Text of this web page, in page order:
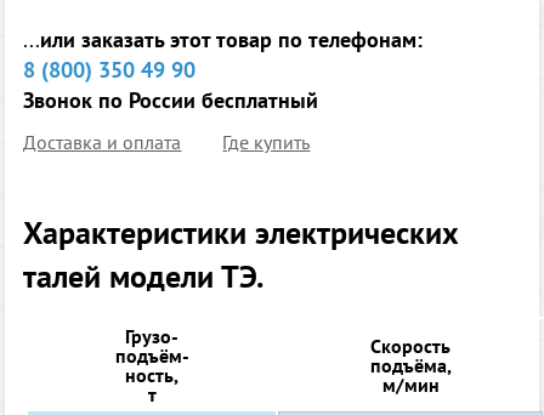
...или заказать этот товар по телефонам:
8 (800) 350 49 90
Звонок по России бесплатный
Доставка и оплата Где купить
Характеристики электрических
талей модели ТЭ.
Грузо-
подъём-
ность,
т
Скорость
подъёма,
м/мин